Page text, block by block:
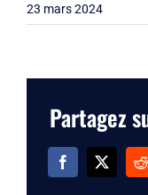
23 mars 2024
Partagez
Facebook
X